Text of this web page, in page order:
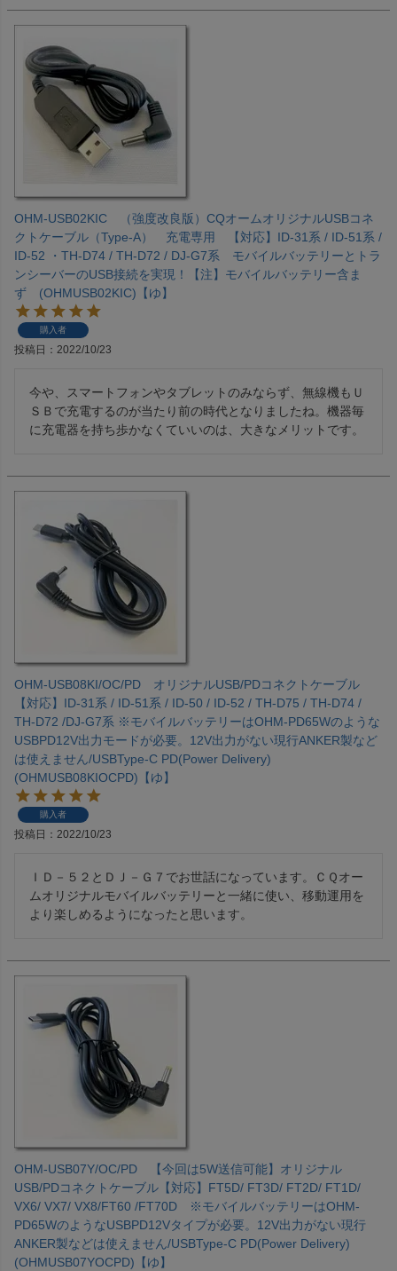
OHM-USB02KIC （強度改良版）CQオームオリジナルUSBコネ
クトケーブル（Type-A） 充電専用 【対応】ID-31系 / ID-51系 /
ID-52 ・TH-D74 / TH-D72 / DJ-G7系 モバイルバッテリーとトラ
ンシーバーのUSB接続を実現！【注】モバイルバッテリー含ま
ず (OHMUSB02KIC)【ゆ】
購入者
投稿日 2022/10/23
今や、スマートフォンやタブレットのみならず、無線機もＵ
ＳＢで充電するのが当たり前の時代となりましたね。機器毎
に充電器を持ち歩かなくていいのは、大きなメリットです。
OHM-USB08KI/OC/PD オリジナルUSB/PDコネクトケーブル
【対応】ID-31系 / ID-51系 / ID-50 / ID-52 / TH-D75 / TH-D74 /
TH-D72 /DJ-G7系 ※モバイルバッテリーはOHM-PD65Wのような
USBPD12V出力モードが必要。12V出力がない現行ANKER製など
は使えません/USBType-C PD(Power Delivery)
(OHMUSB08KIOCPD)【ゆ】
購入者
投稿日 2022/10/23
ＩＤ－５２とＤＪ－Ｇ７でお世話になっています。ＣＱオー
ムオリジナルモバイルバッテリーと一緒に使い、移動運用を
より楽しめるようになったと思います。
OHM-USB07Y/OC/PD 【今回は5W送信可能】オリジナル
USB/PDコネクトケーブル【対応】FT5D/ FT3D/ FT2D/ FT1D/
VX6/ VX7/ VX8/FT60 /FT70D ※モバイルバッテリーはOHM-
PD65WのようなUSBPD12Vタイプが必要。12V出力がない現行
ANKER製などは使えません/USBType-C PD(Power Delivery)
(OHMUSB07YOCPD)【ゆ】